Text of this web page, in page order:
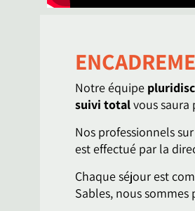
Notre équipe
suivi totalvous saura
Nos professionnels
est effectué par la
Chaque séjour est
Sables, nous